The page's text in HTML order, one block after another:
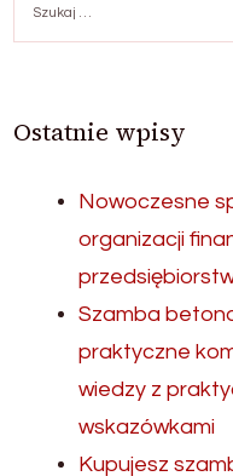
Ostatnie wpisy
Nowoczesne
organizacji
Szamba
praktyczne
wiedzy z
wskazówkami
Kupujesz